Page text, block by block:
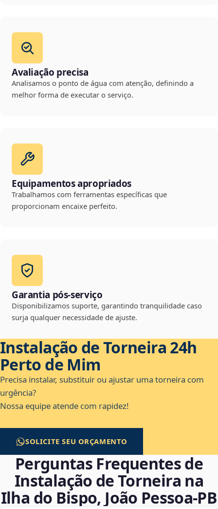
Avaliação precisa
Analisamos o ponto de água com atenção, definindo a
melhor forma de executar o serviço.
Equipamentos apropriados
Trabalhamos com ferramentas específicas que
proporcionam encaixe perfeito.
Garantia pós-serviço
Disponibilizamos suporte, garantindo tranquilidade caso
surja qualquer necessidade de ajuste.
Instalação de Torneira 24h
Perto de Mim
Precisa instalar, substituir ou ajustar uma torneira com
urgência?
Nossa equipe atende com rapidez!
SOLICITE SEU ORÇAMENTO
Perguntas Frequentes de
Instalação de Torneira na
Ilha do Bispo, João Pessoa‑PB